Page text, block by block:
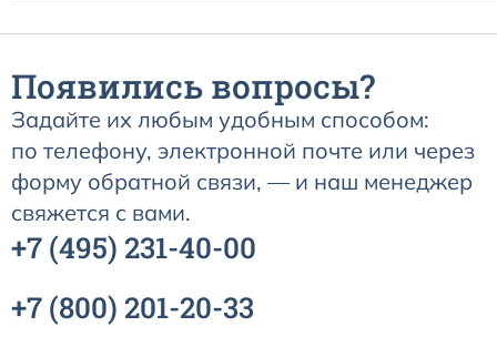
Появились вопросы?
Задайте их любым удобным способом:
по телефону, электронной почте или через
форму обратной связи, — и наш менеджер
свяжется с вами.
+7 (495) 231-40-00
+7 (800) 201-20-33